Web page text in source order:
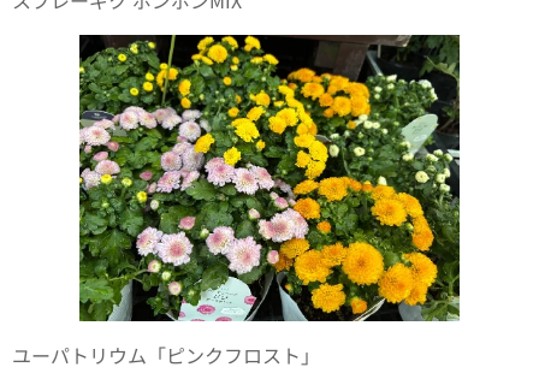
ユーパトリウム「ピンクフロスト」